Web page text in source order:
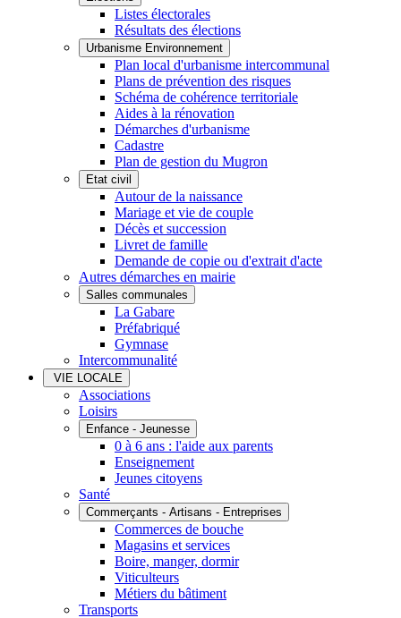
Listes électorales
Résultats des élections
Urbanisme Environnement
Plan local d'urbanisme intercommunal
Plans de prévention des risques
Schéma de cohérence territoriale
Aides à la rénovation
Démarches d'urbanisme
Cadastre
Plan de gestion du Mugron
Etat civil
Autour de la naissance
Mariage et vie de couple
Décès et succession
Livret de famille
Demande de copie ou d'extrait d'acte
Autres démarches en mairie
Salles communales
La Gabare
Préfabriqué
Gymnase
Intercommunalité
VIE LOCALE
Associations
Loisirs
Enfance - Jeunesse
0 à 6 ans : l'aide aux parents
Enseignement
Jeunes citoyens
Santé
Commerçants - Artisans - Entreprises
Commerces de bouche
Magasins et services
Boire, manger, dormir
Viticulteurs
Métiers du bâtiment
Transports